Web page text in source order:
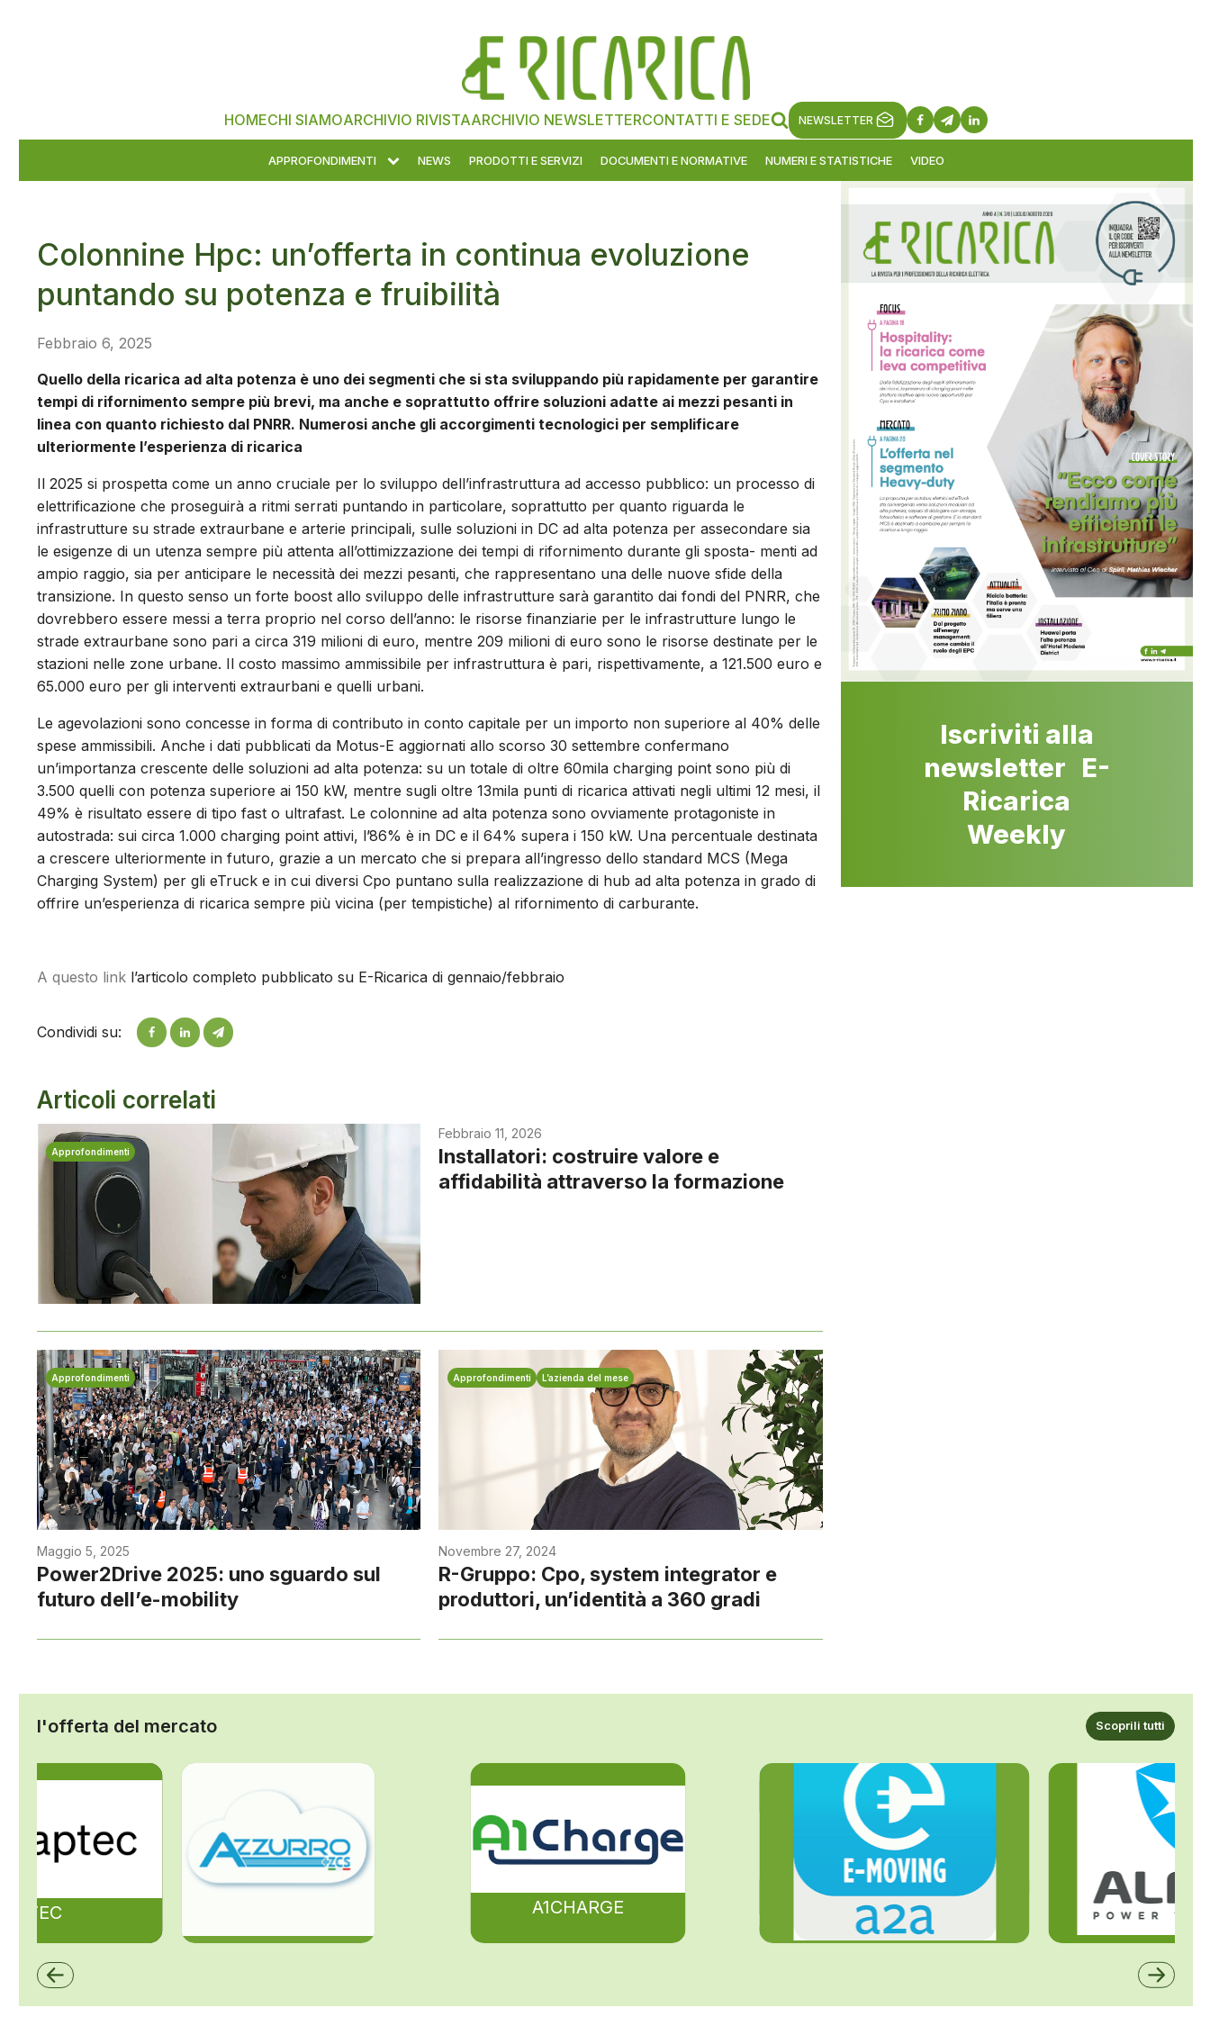
HOMECHI SIAMOARCHIVIO RIVISTAARCHIVIO NEWSLETTERCONTATTI E SEDE NEWSLETTER
APPROFONDIMENTI NEWS PRODOTTI E SERVIZI DOCUMENTI E NORMATIVE NUMERI E STATISTICHE VIDEO
Colonnine Hpc: un’offerta in continua evoluzione
puntando su potenza e fruibilità
Febbraio 6, 2025
Quello della ricarica ad alta potenza è uno dei segmenti che si sta sviluppando più rapidamente per garantire
tempi di rifornimento sempre più brevi, ma anche e soprattutto offrire soluzioni adatte ai mezzi pesanti in
linea con quanto richiesto dal PNRR. Numerosi anche gli accorgimenti tecnologici per semplificare
ulteriormente l’esperienza di ricarica
Il 2025 si prospetta come un anno cruciale per lo sviluppo dell’infrastruttura ad accesso pubblico: un processo di
elettrificazione che proseguirà a ritmi serrati puntando in particolare, soprattutto per quanto riguarda le
infrastrutture su strade extraurbane e arterie principali, sulle soluzioni in DC ad alta potenza per assecondare sia
le esigenze di un utenza sempre più attenta all’ottimizzazione dei tempi di rifornimento durante gli sposta- menti ad
ampio raggio, sia per anticipare le necessità dei mezzi pesanti, che rappresentano una delle nuove sfide della
transizione. In questo senso un forte boost allo sviluppo delle infrastrutture sarà garantito dai fondi del PNRR, che
dovrebbero essere messi a terra proprio nel corso dell’anno: le risorse finanziarie per le infrastrutture lungo le
strade extraurbane sono pari a circa 319 milioni di euro, mentre 209 milioni di euro sono le risorse destinate per le
stazioni nelle zone urbane. Il costo massimo ammissibile per infrastruttura è pari, rispettivamente, a 121.500 euro e
65.000 euro per gli interventi extraurbani e quelli urbani.
Le agevolazioni sono concesse in forma di contributo in conto capitale per un importo non superiore al 40% delle
spese ammissibili. Anche i dati pubblicati da Motus-E aggiornati allo scorso 30 settembre confermano
un’importanza crescente delle soluzioni ad alta potenza: su un totale di oltre 60mila charging point sono più di
3.500 quelli con potenza superiore ai 150 kW, mentre sugli oltre 13mila punti di ricarica attivati negli ultimi 12 mesi, il
49% è risultato essere di tipo fast o ultrafast. Le colonnine ad alta potenza sono ovviamente protagoniste in
autostrada: sui circa 1.000 charging point attivi, l’86% è in DC e il 64% supera i 150 kW. Una percentuale destinata
a crescere ulteriormente in futuro, grazie a un mercato che si prepara all’ingresso dello standard MCS (Mega
Charging System) per gli eTruck e in cui diversi Cpo puntano sulla realizzazione di hub ad alta potenza in grado di
offrire un’esperienza di ricarica sempre più vicina (per tempistiche) al rifornimento di carburante.
A questo link l’articolo completo pubblicato su E-Ricarica di gennaio/febbraio
Condividi su:
Articoli correlati
Approfondimenti
Febbraio 11, 2026
Installatori: costruire valore e
affidabilità attraverso la formazione
Approfondimenti
Maggio 5, 2025
Power2Drive 2025: uno sguardo sul
futuro dell’e-mobility
Approfondimenti L’azienda del mese
Novembre 27, 2024
R-Gruppo: Cpo, system integrator e
produttori, un’identità a 360 gradi
Iscriviti alla
newsletter E-
Ricarica
Weekly
l'offerta del mercato Scoprili tutti
A1CHARGE
ZCS Azzurro